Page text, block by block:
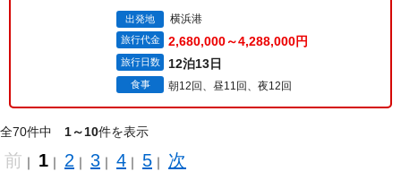
出発地 横浜港
旅行代金 2,680,000～4,288,000円
旅行日数 12泊13日
食事 朝12回、昼11回、夜12回
全70件中 1～10件を表示
前 ｜ 1 ｜ 2 ｜ 3 ｜ 4 ｜ 5 ｜ 次